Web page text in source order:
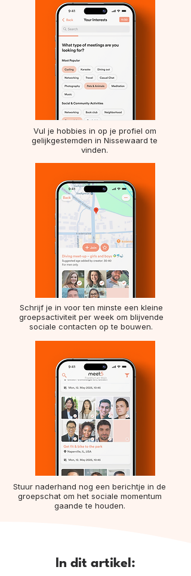
Vul je hobbies in op je profiel om
gelijkgestemden in Nissewaard te
vinden.
Schrijf je in voor ten minste een kleine
groepsactiviteit per week om blijvende
sociale contacten op te bouwen.
Stuur naderhand nog een berichtje in de
groepschat om het sociale momentum
gaande te houden.
In dit artikel: